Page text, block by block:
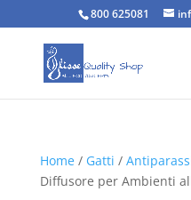
800 625081
Home/ Gatti /
Diffusore per Ambienti